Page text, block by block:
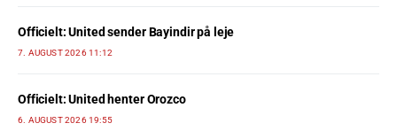
Officielt: United sender Bayindir på leje
7. AUGUST 2026 11:12
Officielt: United henter Orozco
6. AUGUST 2026 19:55